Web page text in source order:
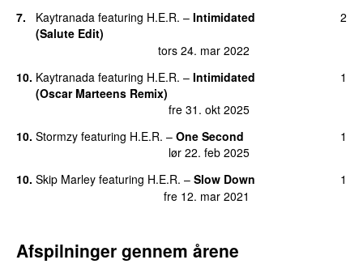
7. Kaytranada featuring H.E.R. – Intimidated
(Salute Edit)
tors 24. mar 2022
2
10. Kaytranada featuring H.E.R. – Intimidated
(Oscar Marteens Remix)
fre 31. okt 2025
1
10. Stormzy featuring H.E.R. – One Second
lør 22. feb 2025
1
10. Skip Marley featuring H.E.R. – Slow Down
fre 12. mar 2021
1
Afspilninger gennem årene